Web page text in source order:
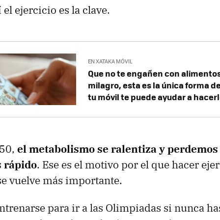
ejercicio es la clave.
EN XATAKA MÓVIL
Que no te engañen con
milagro, esta es la única forma
tu móvil te puede ayudar a
el metabolismo se ralentiza y perdemos
rápido. Ese es el motivo por el que hacer
vuelve más importante.
para ir a las Olimpiadas si nunca